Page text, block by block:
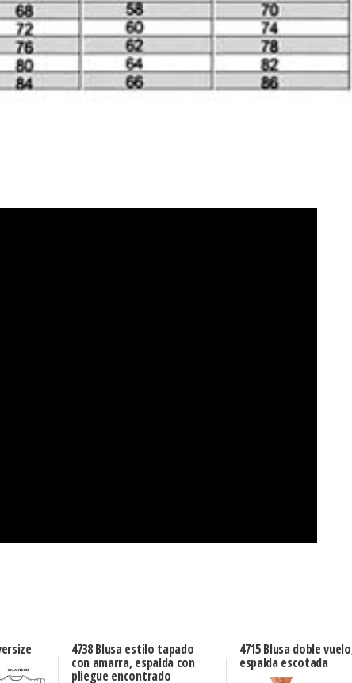
4738 Blusa estilo tapado
con amarra, espalda con
pliegue encontrado
4715 Blusa doble
espalda escotada